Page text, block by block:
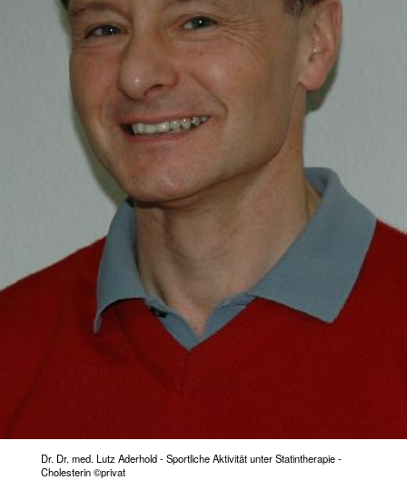
Dr. Dr. med. Lutz Aderhold - Sportliche Aktivität unter Statintherapie -
Cholesterin ©privat